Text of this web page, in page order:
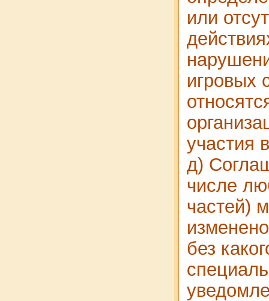
или
игровых
участия
д)
числе
частей)
без